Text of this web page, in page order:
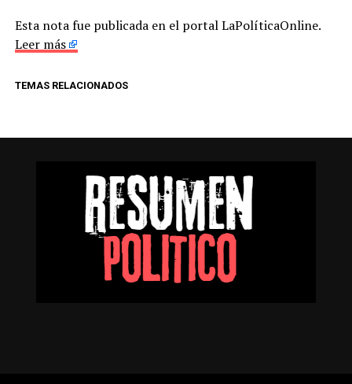
Esta nota fue publicada en el portal LaPolíticaOnline.
Leer más
TEMAS RELACIONADOS